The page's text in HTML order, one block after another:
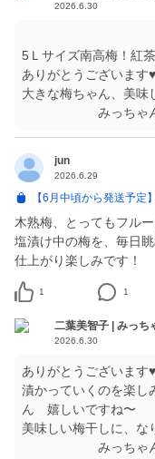
2026.6.30
5Ｌサイズ南高梅！紅
ありがとうございます♥
大きな梅ちゃん、美
jun
2026.6.29
【6月中頃から発送予
木熟梅、とってもフル
塩漬け中の梅を、毎日眺
1 1
二葉美智子 | みっち
2026.6.30
ありがとうございます♥
漬かっていくのを楽し
ん 嬉しいですね〜
美味しい梅干しに、な
みっちゃ